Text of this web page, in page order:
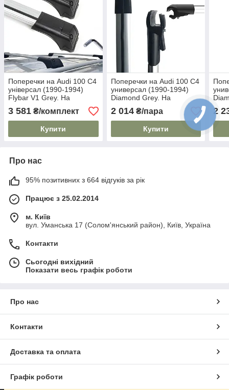
Поперечки на Audi 100 C4
універсал (1990-1994)
Flybar V1 Grey. На
стандартні рейлінги. Без
замка. Сірі
3 581 ₴/комплект
Купити
Поперечки на Audi 100 C4
универсал (1990-1994)
Diamond Grey. На
стандартні рейлінги. Сірі
2 014₴/пара
Купити
2
Про нас
95% позитивних з 664 відгуків за рік
Працює з 25.02.2014
м. Київ
вул. Уманська 17 (Солом'янський район), Київ, Україна
Контакти
Сьогодні вихідний
Показати весь графік роботи
Про нас
Контакти
Доставка та оплата
Графік роботи